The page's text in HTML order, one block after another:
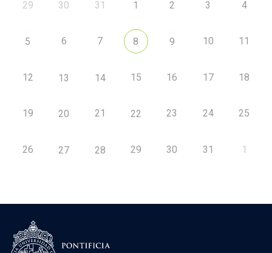
29 30 31 1 2 3 4
5 6 7 8 9 10 11
12 13 14 15 16 17 18
19 20 21 22 23 24 25
26 27 28 29 30 31 1